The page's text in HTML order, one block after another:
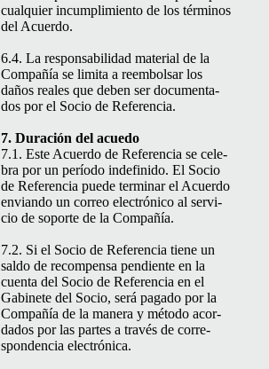
cualquier incumplim­ien­to de los tér­mi­nos
del Acuerdo.
6.4. La respon­s­abil­i­dad mate­r­i­al de la
Com­pañía se limi­ta a reem­bol­sar los
daños reales que deben ser doc­u­men­ta­
dos por el Socio de Referencia.
7. Duración del acuedo
7.1. Este Acuer­do de Ref­er­en­cia se cel­e­
bra por un perío­do indefinido. El Socio
de Ref­er­en­cia puede ter­mi­nar el Acuer­do
envian­do un correo elec­tróni­co al ser­vi­
cio de soporte de la Compañía.
7.2. Si el Socio de Ref­er­en­cia tiene un
sal­do de rec­om­pen­sa pen­di­ente en la
cuen­ta del Socio de Ref­er­en­cia en el
Gabi­nete del Socio, será paga­do por la
Com­pañía de la man­era y méto­do acor­
da­dos por las partes a través de cor­re­
spon­den­cia electrónica.